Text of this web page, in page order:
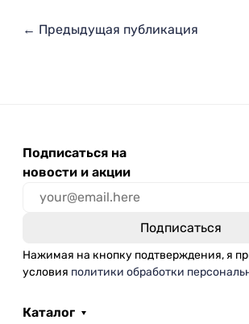
← Предыдущая публикация
Подписаться на
новости и акции
Нажимая на кнопку подтверждения, я
условия политики обработки
Каталог